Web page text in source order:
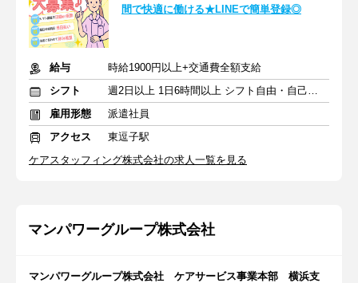
間で快適に働ける★LINEで簡単登録◎
給与
時給1900円以上+交通費全額支給
シフト
週2日以上 1日6時間以上 シフト自由・自己申告
雇用形態
派遣社員
アクセス
東逗子駅
ケアスタッフィング株式会社の求人一覧を見る
マンパワーグループ株式会社
マンパワーグループ株式会社 ケアサービス事業本部 横浜支